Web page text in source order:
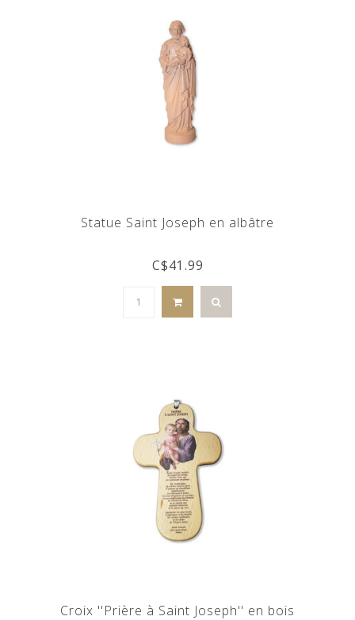
Statue Saint Joseph en albâtre
C$41.99
Croix ''Prière à Saint Joseph'' en bois